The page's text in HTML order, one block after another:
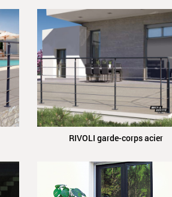
RIVOLI garde-corps acier